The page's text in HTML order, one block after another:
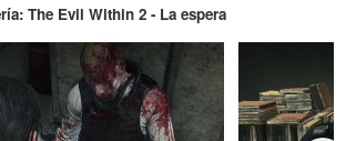
The Evil Within 2 - La espera